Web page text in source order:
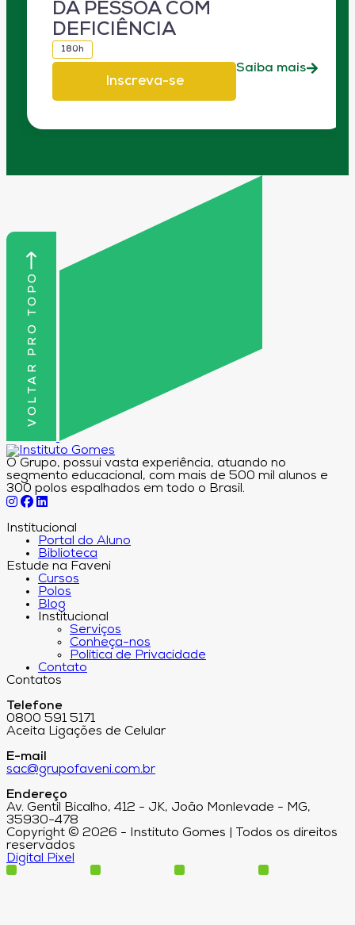
DA PESSOA COM
DEFICIÊNCIA
180h
Inscreva-se
Saiba mais
VOLTAR PRO TOPO
O Grupo, possui vasta experiência, atuando no
segmento educacional, com mais de 500 mil alunos e
300 polos espalhados em todo o Brasil.
Institucional
Portal do Aluno
Biblioteca
Estude na Faveni
Cursos
Polos
Blog
Institucional
Serviços
Conheça-nos
Política de Privacidade
Contato
Contatos
Telefone
0800 591 5171
Aceita Ligações de Celular
E-mail
sac@grupofaveni.com.br
Endereço
Av. Gentil Bicalho, 412 - JK, João Monlevade - MG,
35930-478
Copyright © 2026 - Instituto Gomes | Todos os direitos
reservados
Digital Pixel